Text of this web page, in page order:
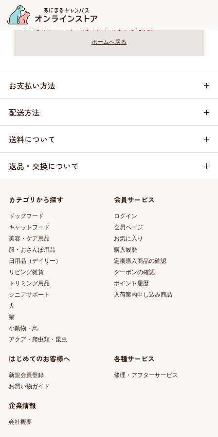
ホームへ戻る
お支払い方法
配送方法
送料について
返品・交換について
カテゴリから探す
ドッグフード
キャットフード
美容・ケア用品
服・おさんぽ用品
日用品（デイリー）
リビング雑貨
トリミング用品
シニアサポート
犬
猫
小動物・鳥
アクア・爬虫類・昆虫
会員サービス
ログイン
会員ページ
お気に入り
購入履歴
定期購入商品の確認
クーポンの確認
ポイント履歴
入荷案内申し込み商品
はじめてのお客様へ
新規会員登録
お買い物ガイド
各種サービス
修理・アフターサービス
企業情報
会社概要